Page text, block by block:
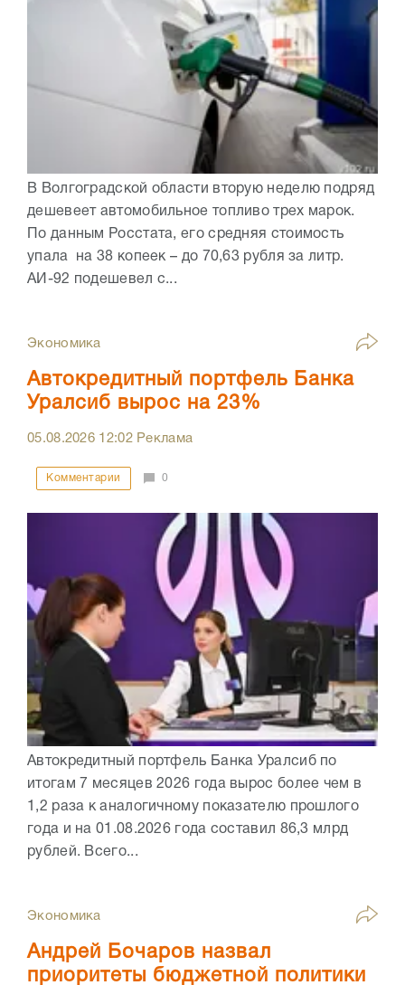
В Волгоградской области вторую неделю подряд
дешевеет автомобильное топливо трех марок.
По данным Росстата, его средняя стоимость
упала на 38 копеек – до 70,63 рубля за литр.
АИ-92 подешевел с...
Экономика
Автокредитный портфель Банка
Уралсиб вырос на 23%
05.08.2026 12:02Реклама
Комментарии 0
Автокредитный портфель Банка Уралсиб по
итогам 7 месяцев 2026 года вырос более чем в
1,2 раза к аналогичному показателю прошлого
года и на 01.08.2026 года составил 86,3 млрд
рублей. Всего...
Экономика
Андрей Бочаров назвал
приоритеты бюджетной политики